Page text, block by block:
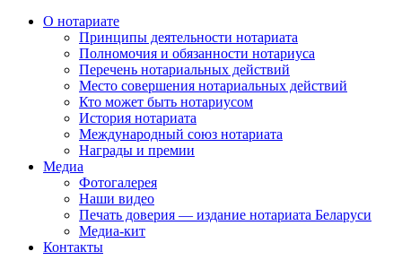
О нотариате
Принципы деятельности нотариата
Полномочия и обязанности нотариуса
Перечень нотариальных действий
Место совершения нотариальных действий
Кто может быть нотариусом
История нотариата
Международный союз нотариата
Награды и премии
Медиа
Фотогалерея
Наши видео
Печать доверия — издание нотариата Беларуси
Медиа-кит
Контакты